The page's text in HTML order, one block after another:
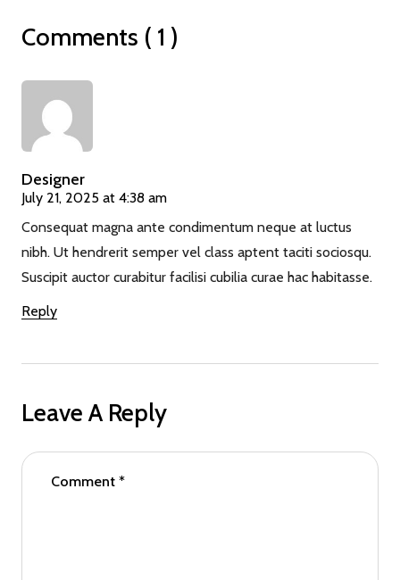
Comments ( 1 )
Designer
July 21, 2025 at 4:38 am
Consequat magna ante condimentum neque at luctus
nibh. Ut hendrerit semper vel class aptent taciti sociosqu.
Suscipit auctor curabitur facilisi cubilia curae hac habitasse.
Reply
Leave A Reply